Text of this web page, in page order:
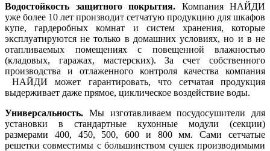
Водостойкость защитного покрытия. Компания НАЙДИ
уже более 10 лет производит сетчатую продукцию для шкафов
купе, гардеробных комнат и систем хранения, которые
эксплуатируются не только в домашних условиях, но и в не
отапливаемых помещениях с повещенной влажностью
(кладовых, гаражах, мастерских). За счет собственного
производства и отлаженного контроля качества компания
НАЙДИ может гарантировать, что сетчатая продукция
выдерживает даже прямое, циклическое воздействие воды.
Универсальность. Мы изготавливаем посудосушители для
установки в стандартные кухонные модули (секции)
размерами 400, 450, 500, 600 и 800 мм. Сами сетчатые
решетки совместимы с большинством сушек производимыми